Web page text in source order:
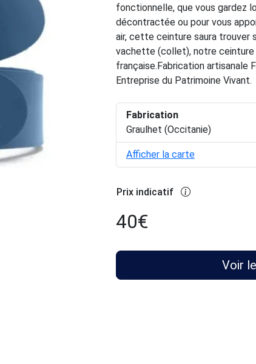
fonctionnelle, que vous gardez
décontractée ou pour vous
air, cette ceinture saura trouver
vachette (collet), notre ceinture
française.Fabrication artisanale
Entreprise du Patrimoine Vivant.
Fabrication
Graulhet (Occitanie)
Afficher la carte
Prix indicatif
40€
Voir